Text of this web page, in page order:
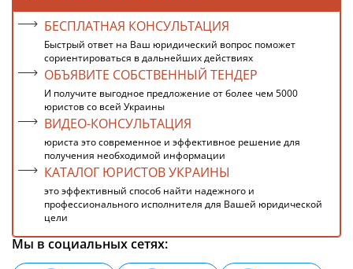
БЕСПЛАТНАЯ КОНСУЛЬТАЦИЯ
Быстрый ответ на Ваш юридический вопрос поможет
сориентироваться в дальнейших действиях
ОБЪЯВИТЕ СОБСТВЕННЫЙ ТЕНДЕР
И получите выгодное предложение от более чем 5000
юристов со всей Украины
ВИДЕО-КОНСУЛЬТАЦИЯ
юриста это современное и эффективное решение для
получения необходимой информации
КАТАЛОГ ЮРИСТОВ УКРАИНЫ
это эффективный способ найти надежного и
профессионального исполнителя для Вашей юридической
цели
Мы в социальных сетях: